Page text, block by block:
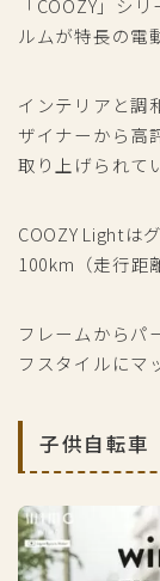
「COOZY」シ
ルムが特長の電
インテリアと調
ザイナーから高
取り上げられて
COOZY Lightは
100km（走行距
フレームからパ
フスタイルにマ
子供自転